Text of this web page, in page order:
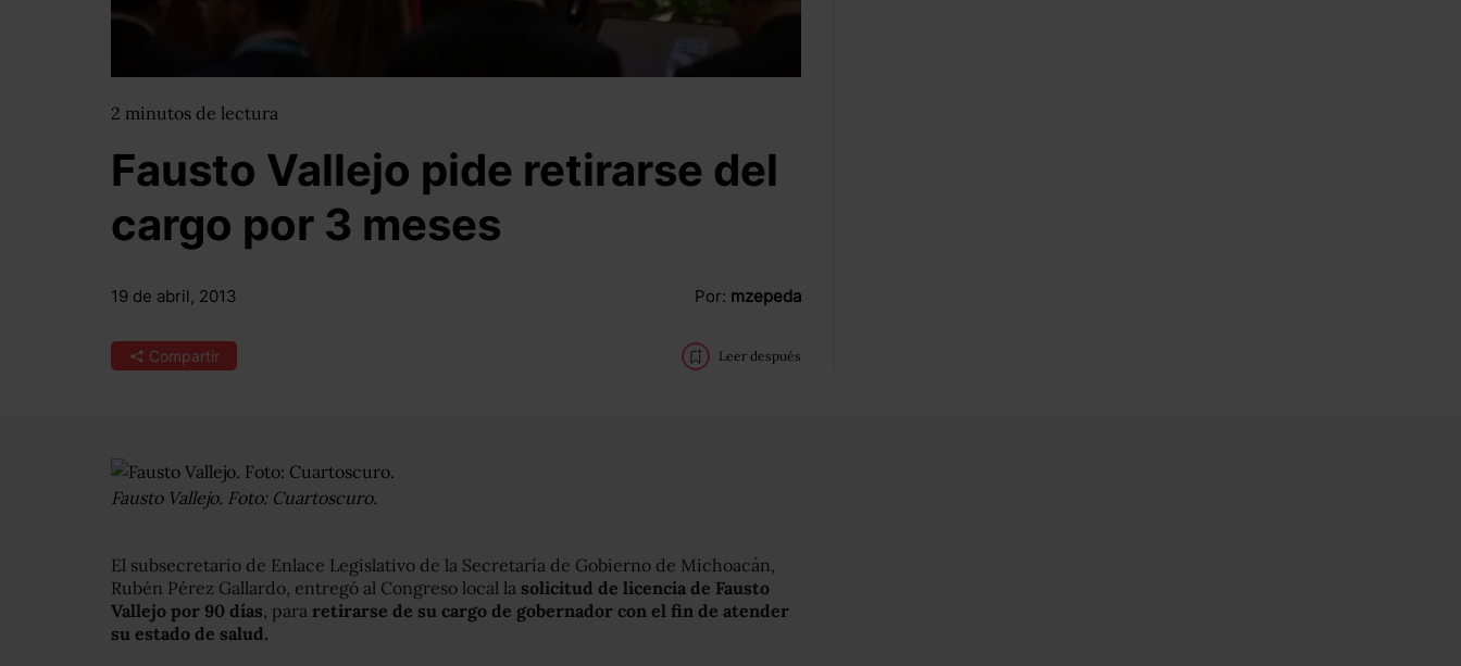
2 minutos de lectura
Fausto Vallejo pide retirarse del
cargo por 3 meses
19 de abril, 2013 Por: mzepeda
Compartir Leer después
Fausto Vallejo. Foto: Cuartoscuro.
El subsecretario de Enlace Legislativo de la Secretaría de Gobierno de Michoacán,
Rubén Pérez Gallardo, entregó al Congreso local la solicitud de licencia de Fausto
Vallejo por 90 días, para retirarse de su cargo de gobernador con el fin de atender
su estado de salud.